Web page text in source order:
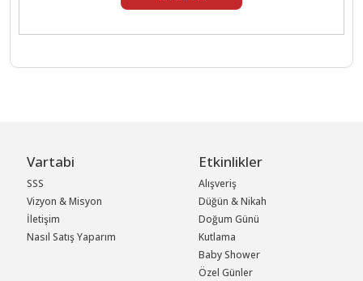
Vartabi
SSS
Vizyon & Misyon
İletişim
Nasıl Satış Yaparım
Etkinlikler
Alışveriş
Düğün & Nikah
Doğum Günü
Kutlama
Baby Shower
Özel Günler